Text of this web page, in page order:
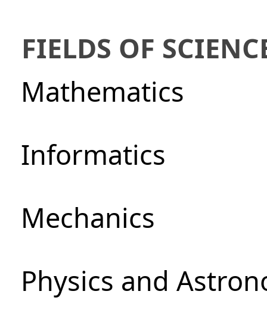
FIELDS OF
Mathematics
Informatics
Mechanics
Physics and